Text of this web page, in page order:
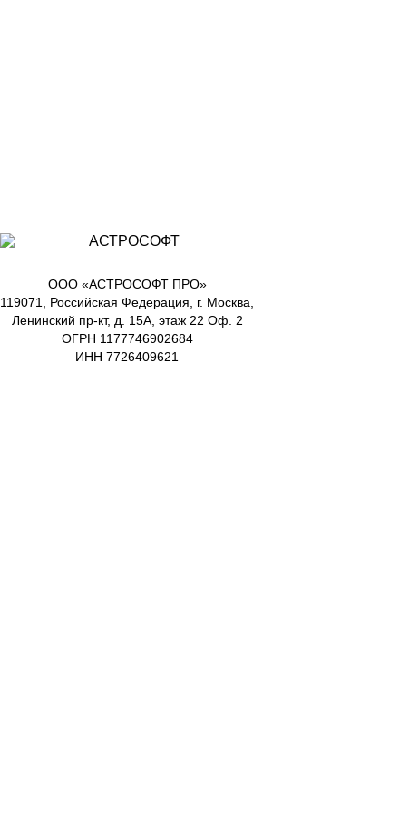
ООО «АСТРОСОФТ ПРО»
119071, Российская Федерация, г. Москва,
Ленинский пр-кт, д. 15А, этаж 22 Оф. 2
ОГРН 1177746902684
ИНН 7726409621